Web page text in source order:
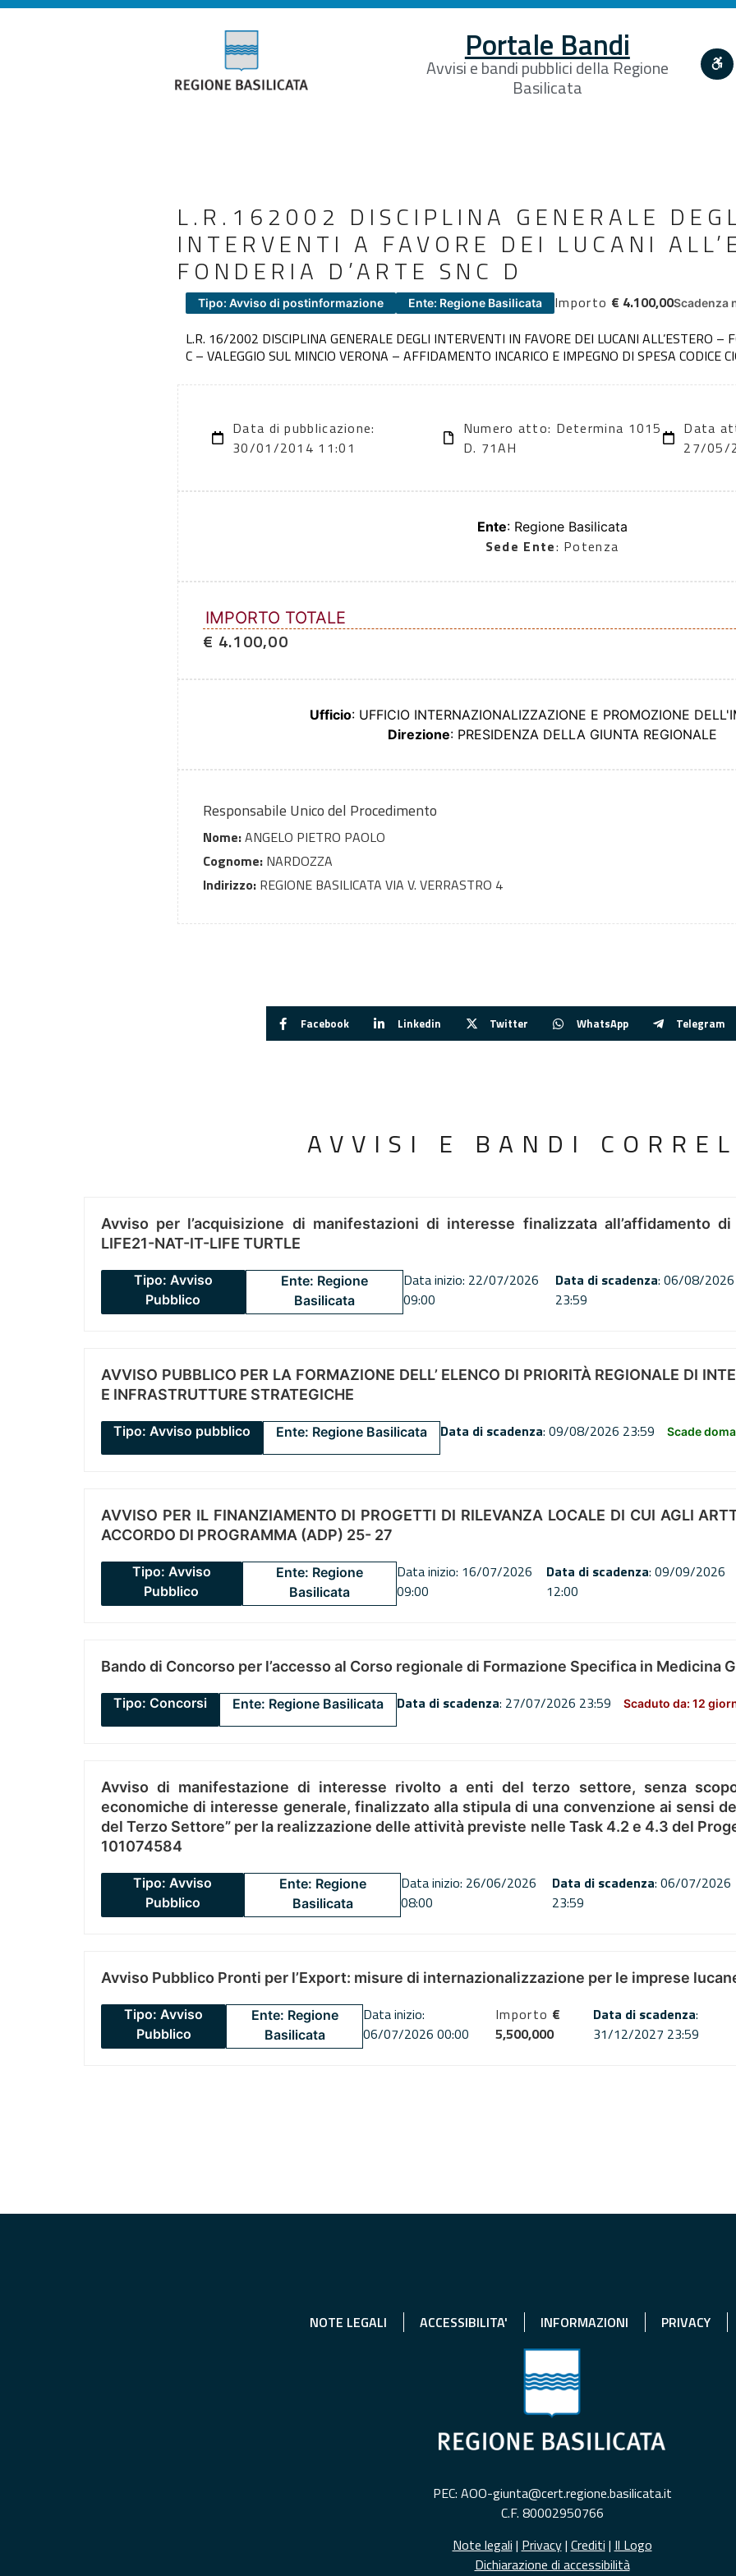
Portale Bandi
Avvisi e bandi pubblici della Regione
Basilicata
L.R.162002 DISCIPLINA GENERALE
INTERVENTI A FAVORE DEI LUCANI
FONDERIA D’ARTE SNC D
Tipo: Avviso di postinformazione Ente: Regione Basilicata Importo € 4.100,00Scadenza
L.R. 16/2002 DISCIPLINA GENERALE DEGLI INTERVENTI IN FAVORE DEI LUCANI ALL’ESTERO –
C – VALEGGIO SUL MINCIO VERONA – AFFIDAMENTO INCARICO E IMPEGNO DI SPESA CODICE
Data di pubblicazione:
30/01/2014 11:01
Numero atto: Determina 1015
D. 71AH
Data
27/05/
Ente: Regione Basilicata
Sede Ente: Potenza
IMPORTO TOTALE
€ 4.100,00
Ufficio: UFFICIO INTERNAZIONALIZZAZIONE E PROMOZIONE
Direzione: PRESIDENZA DELLA GIUNTA REGIONALE
Responsabile Unico del Procedimento
Nome:ANGELO PIETRO PAOLO
Cognome: NARDOZZA
Indirizzo: REGIONE BASILICATA VIA V. VERRASTRO 4
Facebook Linkedin Twitter WhatsApp Telegram
AVVISI E BANDI
Avviso per l’acquisizione di manifestazioni di interesse finalizzata all’affidamento
LIFE21-NAT-IT-LIFE TURTLE
Tipo: Avviso
Pubblico
Ente: Regione
Basilicata
Data inizio: 22/07/2026
09:00
Data di scadenza: 06/08/2026
23:59
AVVISO PUBBLICO PER LA FORMAZIONE DELL’ ELENCO DI PRIORITÀ REGIONALE DI
E INFRASTRUTTURE STRATEGICHE
Tipo: Avviso pubblico Ente: Regione Basilicata Data di scadenza: 09/08/2026 23:59 Scade
AVVISO PER IL FINANZIAMENTO DI PROGETTI DI RILEVANZA LOCALE DI CUI AGLI
ACCORDO DI PROGRAMMA (ADP) 25- 27
Tipo: Avviso
Pubblico
Ente: Regione
Basilicata
Data inizio: 16/07/2026
09:00
Data di scadenza: 09/09/2026
12:00
Bando di Concorso per l’accesso al Corso regionale di Formazione Specifica in Medicina
Tipo: Concorsi Ente: Regione Basilicata Data di scadenza: 27/07/2026 23:59 Scaduto da: 12
Avviso di manifestazione di interesse rivolto a enti del terzo settore, senza
economiche di interesse generale, finalizzato alla stipula di una convenzione ai sensi
del Terzo Settore” per la realizzazione delle attività previste nelle Task 4.2 e 4.3 del
101074584
Tipo: Avviso
Pubblico
Ente: Regione
Basilicata
Data inizio: 26/06/2026
08:00
Data di scadenza: 06/07/2026
23:59
Avviso Pubblico Pronti per l’Export: misure di internazionalizzazione per le imprese
Tipo: Avviso
Pubblico
Ente: Regione
Basilicata
Data inizio:
06/07/2026 00:00
Importo €
5,500,000
Data di scadenza:
31/12/2027 23:59
NOTE LEGALI ACCESSIBILITA' INFORMAZIONI PRIVACY
PEC: AOO-giunta@cert.regione.basilicata.it
C.F. 80002950766
Note legali | Privacy| Crediti | Il Logo
Dichiarazione di accessibilità